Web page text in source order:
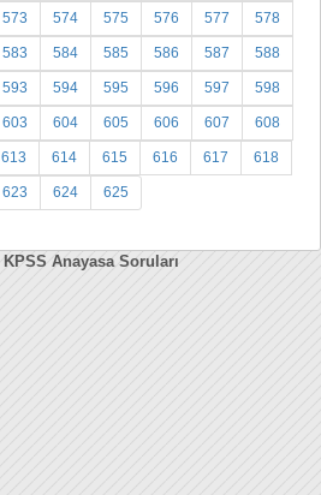
573 574 575 576 577 578
583 584 585 586 587 588
593 594 595 596 597 598
603 604 605 606 607 608
613 614 615 616 617 618
623 624 625
KPSS Anayasa Soruları